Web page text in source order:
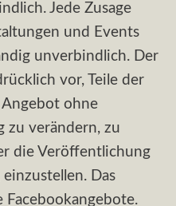
Jede Zusage
und Events
unverbindlich. Der
vor, Teile der
Angebot ohne
zu verändern, zu
die Veröffentlichung
Das